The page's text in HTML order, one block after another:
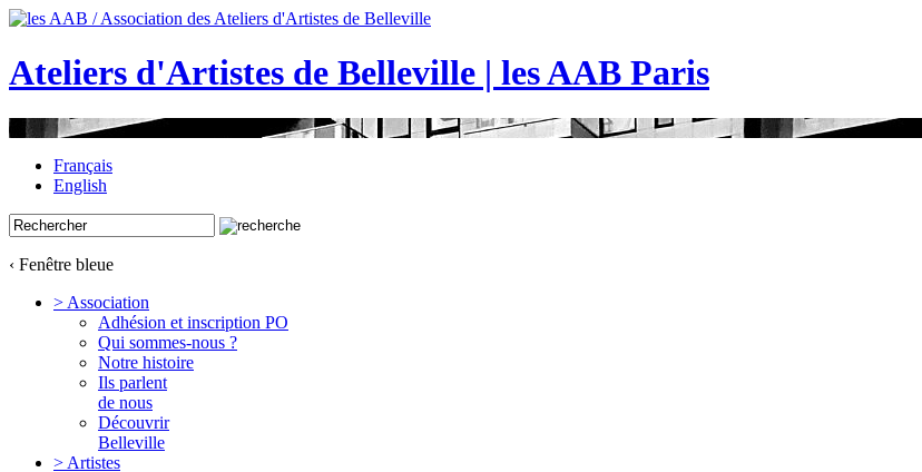
Ateliers d'Artistes de Belleville | les AAB Paris
Français
English
‹ Fenêtre bleue
> Association
Adhésion et inscription PO
Qui sommes-nous ?
Notre histoire
Ils parlent
de nous
Découvrir
Belleville
> Artistes